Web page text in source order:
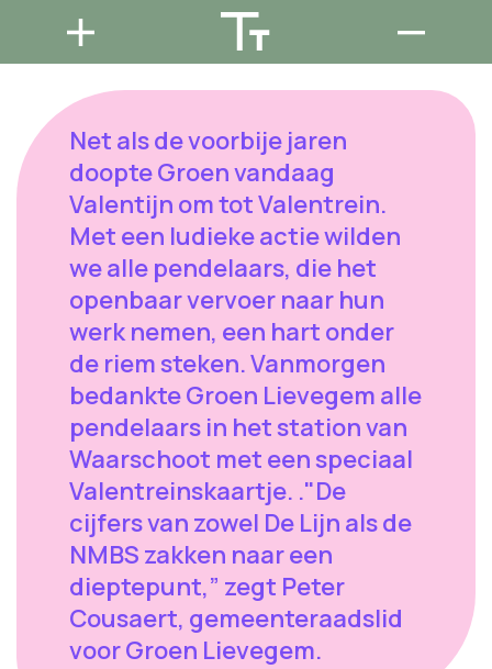
Net als de voorbije jaren
doopte Groen vandaag
Valentijn om tot Valentrein.
Met een ludieke actie wilden
we alle pendelaars, die het
openbaar vervoer naar hun
werk nemen, een hart onder
de riem steken. Vanmorgen
bedankte Groen Lievegem alle
pendelaars in het station van
Waarschoot met een speciaal
Valentreinskaartje. ."De
cijfers van zowel De Lijn als de
NMBS zakken naar een
dieptepunt,” zegt Peter
Cousaert, gemeenteraadslid
voor Groen Lievegem.